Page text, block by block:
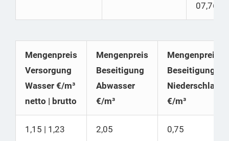
07,76
Mengenpreis
Versorgung
Wasser €/m³
netto | brutto
Mengenpreis
Beseitigung
Abwasser
€/m³
Mengenpreis
Beseitigung
€/m³
1,15 | 1,23 2,05 0,75